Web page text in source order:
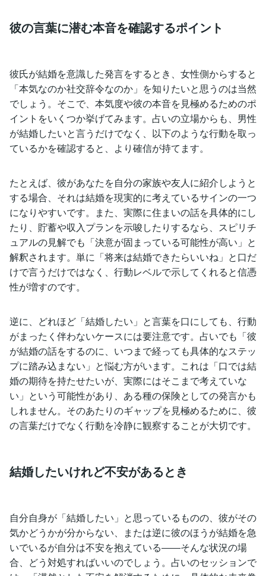
彼の言葉に潜む本音を確認するポイント
彼氏が結婚を意識した発言をするとき、女性側からすると
「本気なのか社交辞令なのか」を知りたいと思うのは当然
でしょう。そこで、本気度や彼の本音を見極めるためのポ
イントをいくつか挙げてみます。占いの立場からも、男性
が結婚したいと言うだけでなく、以下のような行動を取っ
ているかを確認すると、より確信が持てます。
たとえば、彼があなたを自分の家族や友人に紹介しようと
する場合、それは結婚を現実的に考えているサインの一つ
になりやすいです。また、実際に住まいの話を具体的にし
たり、貯蓄や収入プランを示唆したりするなら、スピリチ
ュアルの見解でも「決意が固まっている可能性が高い」と
解釈されます。単に「将来は結婚できたらいいね」と口だ
けで言うだけではなく、行動レベルで示してくれると信憑
性が増すのです。
逆に、どれほど「結婚したい」と言葉を口にしても、行動
がまったく伴わないケースには要注意です。占いでも「彼
が結婚の話をするのに、いつまで経っても具体的なステッ
プに踏み込まない」と悩む方がいます。これは「口では結
婚の期待を持たせたいが、実際にはそこまで考えていな
い」という可能性があり、ある種の保険としての発言かも
しれません。そのあたりのギャップを見極めるために、彼
の言葉だけでなく行動を冷静に観察することが大切です。
結婚したいけれど不安があるとき
自分自身が「結婚したい」と思っているものの、彼がその
気かどうかが分からない、または逆に彼のほうが結婚を急
いでいるが自分は不安を抱えている――そんな状況の場
合、どう対処すればいいのでしょう。占いのセッションで